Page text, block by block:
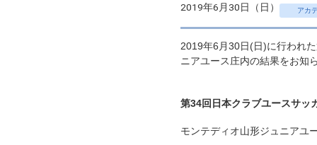
2019年6月30日（日） アカ
2019年6月30日(日)に行われ
ニアユース庄内の結果をお知
第34回日本クラブユースサッ
モンテディオ山形ジュニアユ